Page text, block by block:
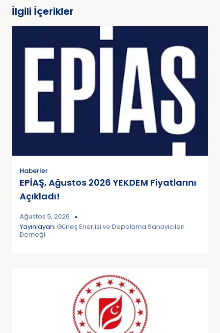
İlgili İçerikler
Haberler
EPİAŞ, Ağustos 2026 YEKDEM Fiyatlarını
Açıkladı!
Ağustos 5, 2026
Yayınlayan: Güneş Enerjisi ve Depolama Sanayicileri
Derneği